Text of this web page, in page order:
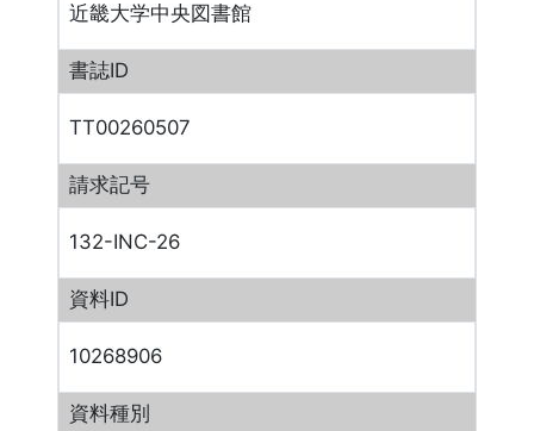
近畿大学中央図書館
書誌ID
TT00260507
請求記号
132-INC-26
資料ID
10268906
資料種別